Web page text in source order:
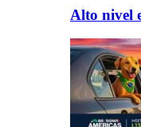
Alto nivel